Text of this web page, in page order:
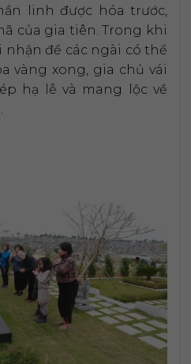
linh được hóa trước,
của gia tiên. Trong khi
để các ngài có thể
vàng xong, gia chủ vái
hạ lễ và mang lộc về